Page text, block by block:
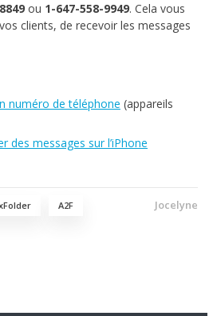
ou 1-647-558-9949. Cela vous
clients, de recevoir les messages
numéro de téléphone (appareils
des messages sur l’iPhone
A2F Jocelyne